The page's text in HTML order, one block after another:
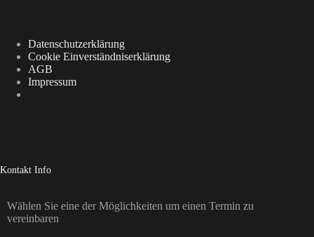
Datenschutzerklärung
Cookie Einverständniserklärung
AGB
Impressum
Kontakt Info
Wählen Sie eine der Möglichkeiten um einen Termin zu
vereinbaren